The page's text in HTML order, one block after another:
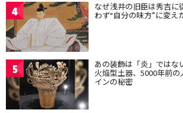
4 なぜ浅井の旧臣は秀吉に
わず“自分の味方”に変え
5 あの装飾は「炎」ではな
火焔型土器、5000年前
インの秘密